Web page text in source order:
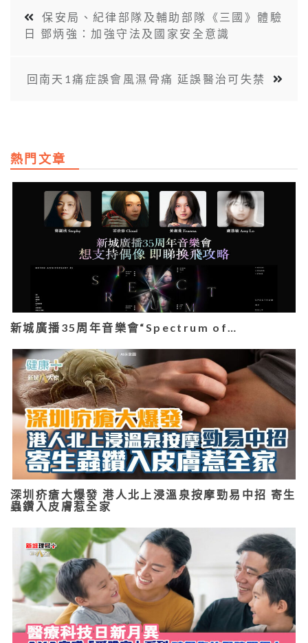
保安局、紀律部隊及輔助部隊《三國》體驗
日 鄧炳強：加強守法及國家安全意識
回南天1痛症誤會風濕骨痛 延誤醫治可失禁
熱門文章
新城廣播35周年音樂會“Spectrum of…
深圳疥瘡大爆發 港人北上浸溫泉按摩勁易中招 寄生
蟲鑽入皮膚惹全家